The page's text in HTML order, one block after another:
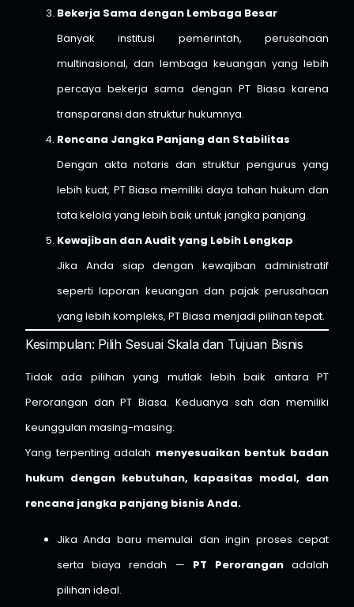
Bekerja Sama dengan Lembaga Besar
Banyak institusi pemerintah, perusahaan
multinasional, dan lembaga keuangan yang lebih
percaya bekerja sama dengan PT Biasa karena
transparansi dan struktur hukumnya.
Rencana Jangka Panjang dan Stabilitas
Dengan akta notaris dan struktur pengurus yang
lebih kuat, PT Biasa memiliki daya tahan hukum dan
tata kelola yang lebih baik untuk jangka panjang.
Kewajiban dan Audit yang Lebih Lengkap
Jika Anda siap dengan kewajiban administratif
seperti laporan keuangan dan pajak perusahaan
yang lebih kompleks, PT Biasa menjadi pilihan tepat.
Kesimpulan: Pilih Sesuai Skala dan Tujuan Bisnis
Tidak ada pilihan yang mutlak lebih baik antara PT
Perorangan dan PT Biasa. Keduanya sah dan memiliki
keunggulan masing-masing.
Yang terpenting adalah menyesuaikan bentuk badan
hukum dengan kebutuhan, kapasitas modal, dan
rencana jangka panjang bisnis Anda.
Jika Anda baru memulai dan ingin proses cepat
serta biaya rendah — PT Peroranganadalah
pilihan ideal.